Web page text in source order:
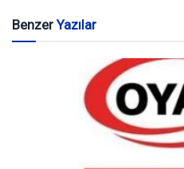
BenzerYazılar